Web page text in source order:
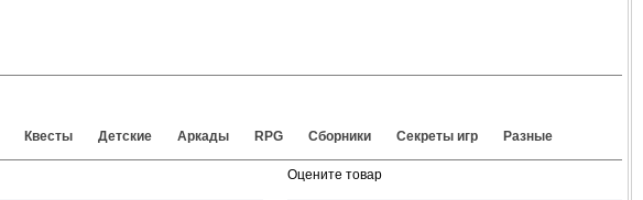
Квесты Детские Аркады RPG Сборники Секреты игр Разные
Оцените товар